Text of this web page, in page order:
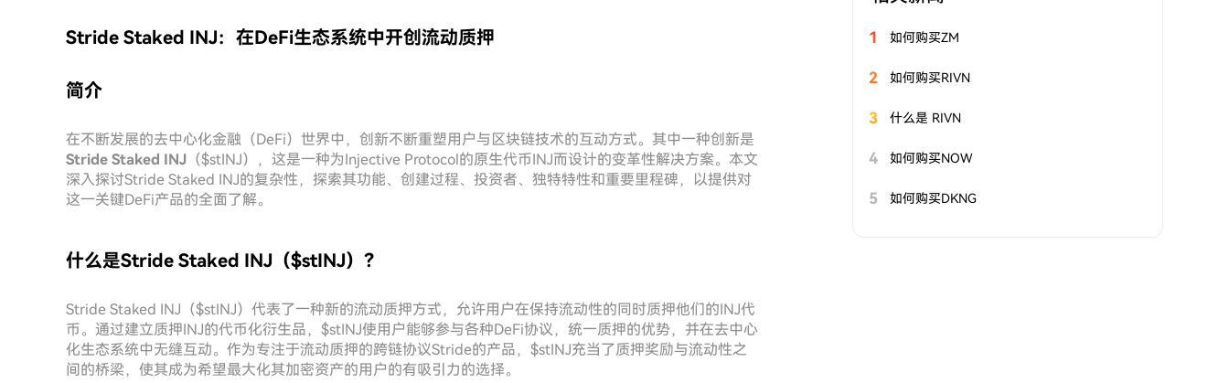
Stride Staked INJ：在DeFi生态系统中开创流动质押
简介
在不断发展的去中心化金融（DeFi）世界中，创新不断重塑用户与区块链技术的互动方式。其中一种创新是
Stride Staked INJ （$stINJ），这是一种为Injective Protocol的原生代币INJ而设计的变革性解决方案。本文
深入探讨Stride Staked INJ的复杂性，探索其功能、创建过程、投资者、独特特性和重要里程碑，以提供对
这一关键DeFi产品的全面了解。
什么是Stride Staked INJ（$stINJ）？
Stride Staked INJ（$stINJ）代表了一种新的流动质押方式，允许用户在保持流动性的同时质押他们的INJ代
币。通过建立质押INJ的代币化衍生品，$stINJ使用户能够参与各种DeFi协议，统一质押的优势，并在去中心
化生态系统中无缝互动。作为专注于流动质押的跨链协议Stride的产品，$stINJ充当了质押奖励与流动性之
间的桥梁，使其成为希望最大化其加密资产的用户的有吸引力的选择。
1 如何购买ZM
2 如何购买RIVN
3 什么是 RIVN
4 如何购买NOW
5 如何购买DKNG